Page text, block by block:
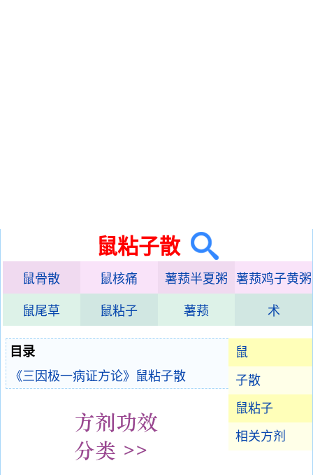
鼠粘子散
鼠骨散 鼠核痛 薯蓣半夏粥 薯蓣鸡子黄粥
鼠尾草 鼠粘子 薯蓣 术
鼠
子散
鼠粘子
相关方剂
目录
《三因极一病证方论》鼠粘子散